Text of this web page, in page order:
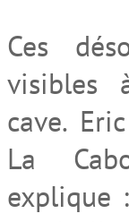
Ces
cave.
La
explique